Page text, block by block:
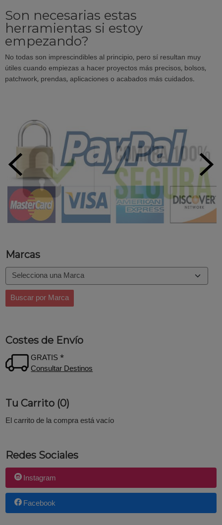
Marcas
Costes de Envío
GRATIS *
Consultar Destinos
Tu Carrito (0)
El carrito de la compra está vacío
Redes Sociales
Instagram
Facebook
Son necesarias estas
herramientas si estoy
empezando?
No todas son imprescindibles al principio, pero sí resultan muy
útiles cuando empiezas a hacer proyectos más precisos, bolsos,
patchwork, prendas, aplicaciones o acabados más cuidados.